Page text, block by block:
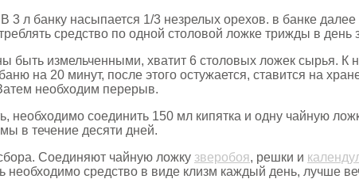
л банку насыпается 1/3 незрелых орехов. в банке
средство по одной столовой ложке трижды в день
измельченными, хватит 6 столовых ложек сырья. К
на 20 минут, после этого остужается, ставится на
необходим перерыв.
необходимо соединить 150 мл кипятка и одну чайную
в течение десяти дней.
Соединяют чайную ложку зверобоя, решки и
средство в виде клизм каждый день, лучше